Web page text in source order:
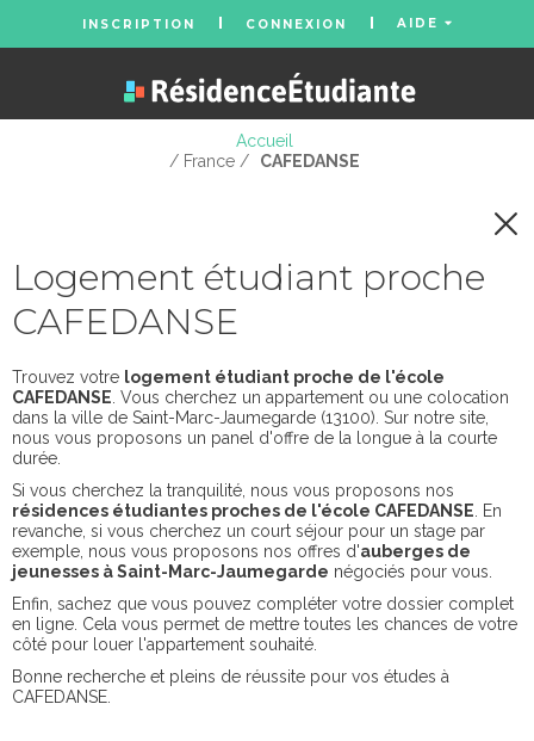
INSCRIPTION CONNEXION AIDE
Accueil
/ France /
CAFEDANSE
Logement étudiant proche
CAFEDANSE
Trouvez votre logement étudiant proche de l'école
CAFEDANSE . Vous cherchez un appartement ou une colocation
dans la ville de Saint-Marc-Jaumegarde (13100). Sur notre site,
nous vous proposons un panel d'offre de la longue à la courte
durée.
Si vous cherchez la tranquilité, nous vous proposons nos
résidences étudiantes proches de l'école CAFEDANSE . En
revanche, si vous cherchez un court séjour pour un stage par
exemple, nous vous proposons nos offres d'auberges de
jeunesses à Saint-Marc-Jaumegarde négociés pour vous.
Enfin, sachez que vous pouvez compléter votre dossier complet
en ligne. Cela vous permet de mettre toutes les chances de votre
côté pour louer l'appartement souhaité.
Bonne recherche et pleins de réussite pour vos études à
CAFEDANSE.